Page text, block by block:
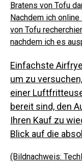
Bratens von Tofu
Nachdem ich
von Tofu
nachdem ich es
Einfachste
um zu
einer
bereit sind, den
Ihren Kauf zu
Blick auf die
(Bildnachweis: